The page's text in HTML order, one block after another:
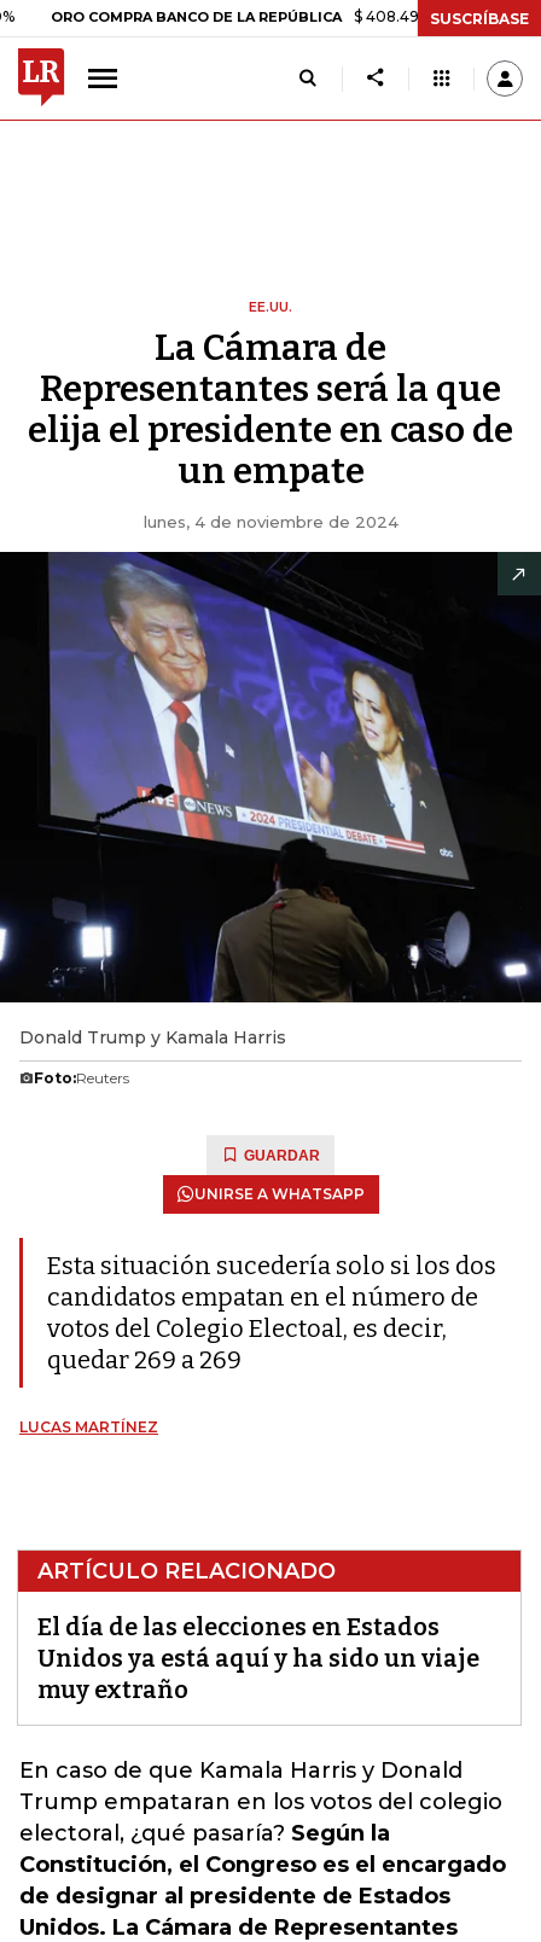
COMPRA BANCO DE LA REPÚBLICA $ 408.498,97 +$ 8.753,81 +2,19%
SUSCRÍBASE
EE.UU.
La Cámara de
Representantes será la que
elija el presidente en caso de
un empate
lunes, 4 de noviembre de 2024
Donald Trump y Kamala Harris
Foto:Reuters
GUARDAR
UNIRSE A WHATSAPP
Esta situación sucedería solo si los dos
candidatos empatan en el número de
votos del Colegio Electoal, es decir,
quedar 269 a 269
LUCAS MARTÍNEZ
ARTÍCULO RELACIONADO
El día de las elecciones en Estados
Unidos ya está aquí y ha sido un viaje
muy extraño
En caso de que Kamala Harris y Donald
Trump empataran en los votos del colegio
electoral, ¿qué pasaría? Según la
Constitución, el Congreso es el encargado
de designar al presidente de Estados
Unidos. La Cámara de Representantes